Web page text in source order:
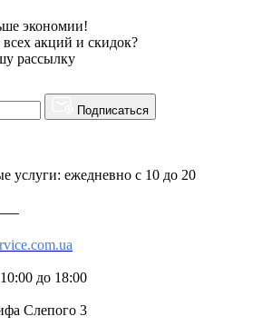
экономии!
акций и скидок?
рассылку
Подписаться
услуги: ежедневно с 10 до 20
до 18:00
Слепого 3